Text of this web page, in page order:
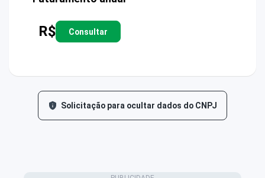
R$ Consultar
Solicitação para ocultar dados do CNPJ